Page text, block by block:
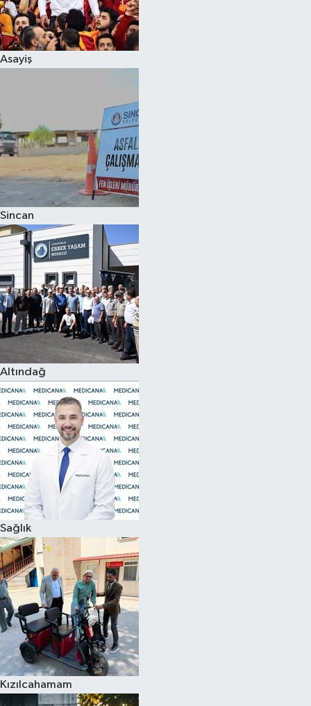
Asayiş
Sincan
Altındağ
Sağlık
Kızılcahamam
Spor
Eğitim
Hava Durumu
Kadın
Kim kimdir?
Kültür Sanat
Sağlık
Siyaset
Teknoloji
Televizyon
Yaşam-Çevre